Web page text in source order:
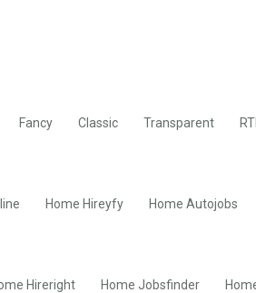
Fancy Classic Transparent
Home Hireyfy Home Autojobs
Hireright Home Jobsfinder